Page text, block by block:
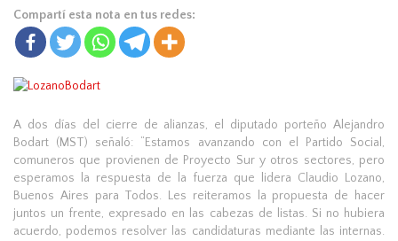
Compartí esta nota en tus redes:
A dos días del cierre de alianzas, el diputado porteño Alejandro
Bodart (MST) señaló: “Estamos avanzando con el Partido Social,
comuneros que provienen de Proyecto Sur y otros sectores, pero
esperamos la respuesta de la fuerza que lidera Claudio Lozano,
Buenos Aires para Todos. Les reiteramos la propuesta de hacer
juntos un frente, expresado en las cabezas de listas. Si no hubiera
acuerdo, podemos resolver las candidaturas mediante las internas.